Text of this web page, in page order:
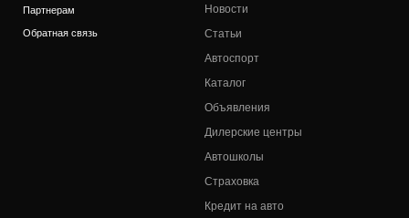
Партнерам
Обратная связь
Новости
Статьи
Автоспорт
Каталог
Объявления
Дилерские центры
Автошколы
Страховка
Кредит на авто